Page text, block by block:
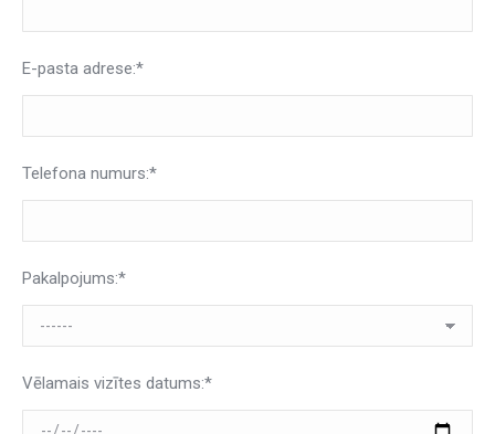
E-pasta adrese:*
Telefona numurs:*
Pakalpojums:*
Vēlamais vizītes datums:*